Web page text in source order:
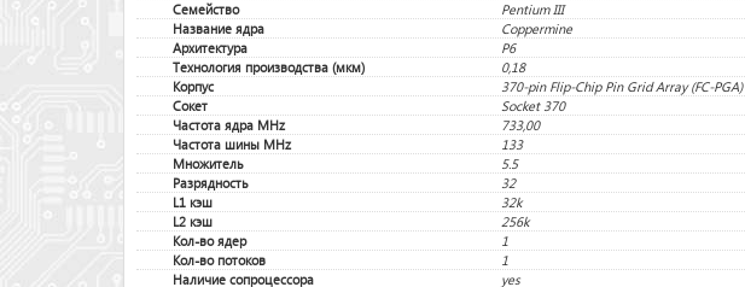
Семейство
Pentium III
Название ядра
Coppermine
Архитектура
P6
Технология производства (мкм)
0,18
Корпус
370-pin Flip-Chip Pin Grid Array (FC-PGA)
Сокет
Socket 370
Частота ядра MHz
733,00
Частота шины MHz
133
Множитель
5.5
Разрядность
32
L1 кэш
32k
L2 кэш
256k
Кол-во ядер
1
Кол-во потоков
1
Наличие сопроцессора
yes